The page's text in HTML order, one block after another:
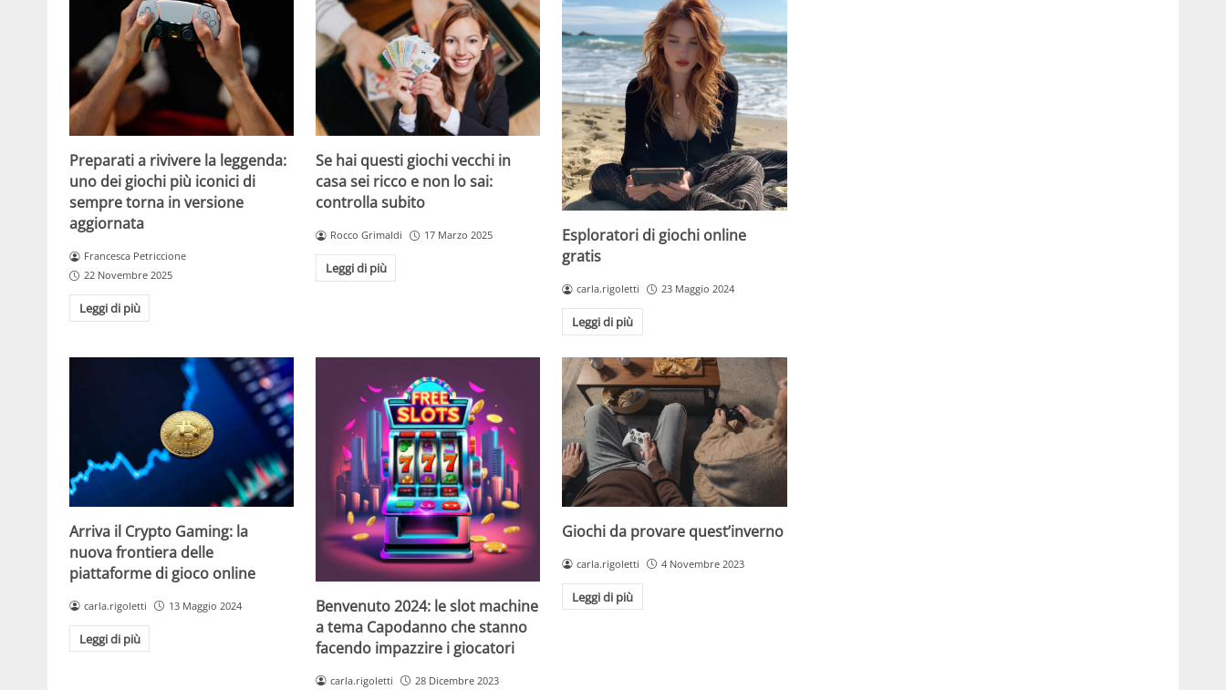
Preparati a rivivere la leggenda:
uno dei giochi più iconici di
sempre torna in versione
aggiornata
Francesca Petriccione
22 Novembre 2025
Leggi di più
Se hai questi giochi vecchi in
casa sei ricco e non lo sai:
controlla subito
Rocco Grimaldi 17 Marzo 2025
Leggi di più
Esploratori di giochi online
gratis
carla.rigoletti 23 Maggio 2024
Leggi di più
Arriva il Crypto Gaming: la
nuova frontiera delle
piattaforme di gioco online
carla.rigoletti 13 Maggio 2024
Leggi di più
Benvenuto 2024: le slot machine
a tema Capodanno che stanno
facendo impazzire i giocatori
carla.rigoletti 28 Dicembre 2023
Giochi da provare quest’inverno
carla.rigoletti 4 Novembre 2023
Leggi di più